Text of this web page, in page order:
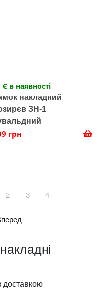
Є в наявності
накладний
ЗН-1
грн
2 3 4
доставкою